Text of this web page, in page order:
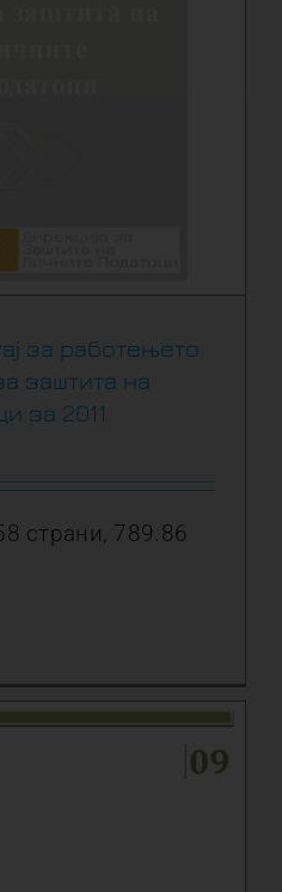
за работењето
заштита на
за 2011
страни, 789.86